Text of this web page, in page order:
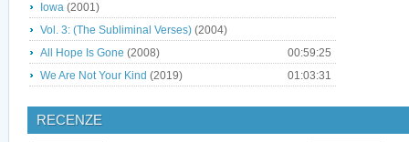
Iowa (2001)
Vol. 3: (The Subliminal Verses) (2004)
All Hope Is Gone (2008)
00:59:25
We Are Not Your Kind (2019) 01:03:31
RECENZE